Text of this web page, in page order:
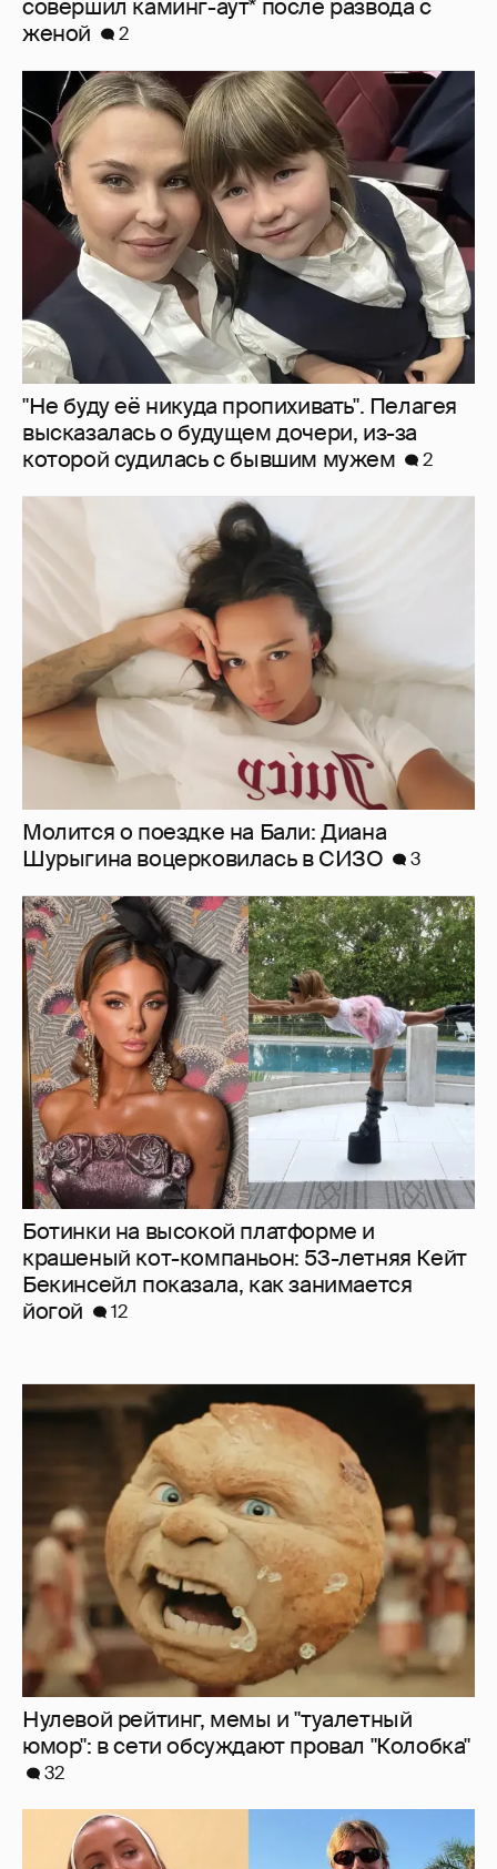
"Не буду её никуда пропихивать". Пелагея
высказалась о будущем дочери, из-за
которой судилась с бывшим мужем
2
Молится о поездке на Бали: Диана
Шурыгина воцерковилась в СИЗО
Ботинки на высокой платформе и
крашеный кот-компаньон: 53-летняя Кейт
Бекинсейл показала, как занимается
йогой
12
Нулевой рейтинг, мемы и "туалетный
юмор": в сети обсуждают провал "Колобка"